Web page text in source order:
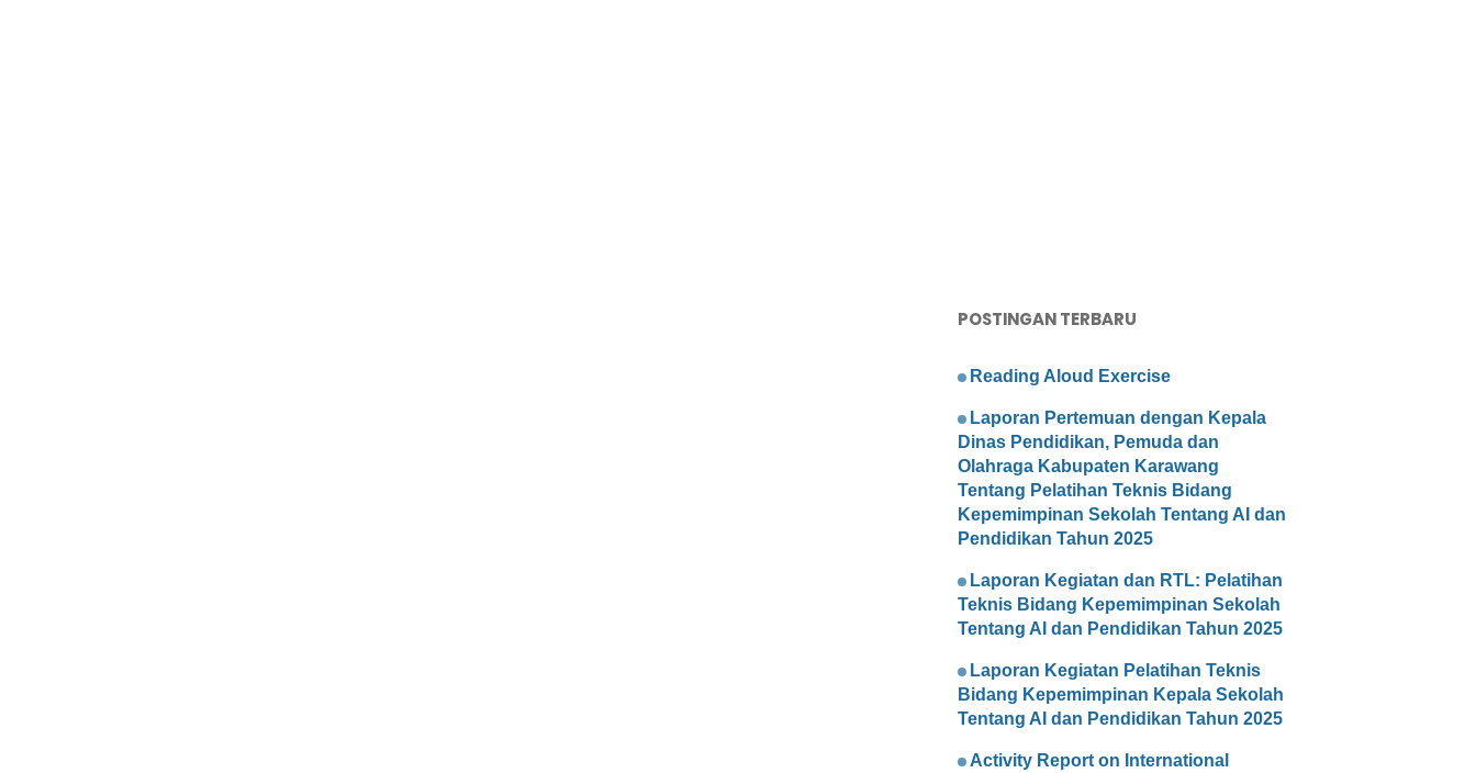
POSTINGAN TERBARU
Reading Aloud Exercise
Laporan Pertemuan dengan Kepala
Dinas Pendidikan, Pemuda dan
Olahraga Kabupaten Karawang
Tentang Pelatihan Teknis Bidang
Kepemimpinan Sekolah Tentang AI dan
Pendidikan Tahun 2025
Laporan Kegiatan dan RTL: Pelatihan
Teknis Bidang Kepemimpinan Sekolah
Tentang AI dan Pendidikan Tahun 2025
Laporan Kegiatan Pelatihan Teknis
Bidang Kepemimpinan Kepala Sekolah
Tentang AI dan Pendidikan Tahun 2025
Activity Report on International